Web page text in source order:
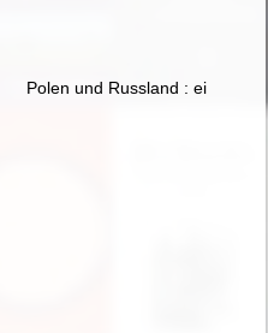
Jagiełły : (polemika z
Polen und Russland : eine